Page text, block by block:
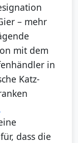
– mehr
mit dem
in
Katz-
dass die